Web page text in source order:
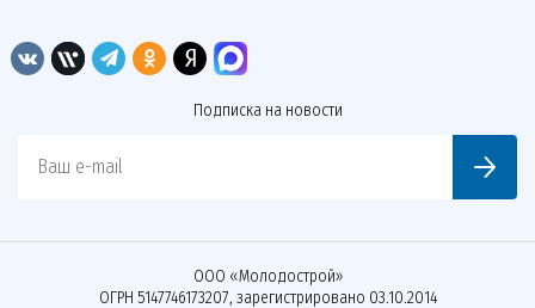
Подписка на новости
Ваш e-mail
ООО «Молодострой»
ОГРН 5147746173207, зарегистрировано 03.10.2014